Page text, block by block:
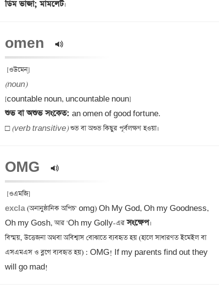
ডিম ভাজা; মামলেট
omen
(noun)
শুভ বা অশুভ সংকেত: an omen of good fortune.
□ (verb transitive)
OMG
excla (অনানুষ্ঠানিক অপিচ' omg) Oh My God, Oh my Goodness,
Oh my Gosh, আর 'Oh my Golly-এর সংক্ষেপ।
বিস্ময়, উত্তেজনা অথবা অবিশ্বাস বোঝাতে ব্যবহৃত হয় (হালে সাধারণত ইমেইল বা
এসএমএস ও ব্লগে ব্যবহৃত হয়) : OMG! If my parents find out they
will go mad!